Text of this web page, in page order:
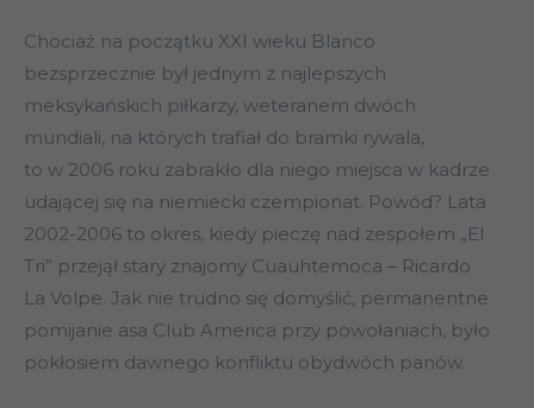
Chociaż na początku XXI wieku Blanco
bezsprzecznie był jednym z najlepszych
meksykańskich piłkarzy, weteranem dwóch
mundiali, na których trafiał do bramki rywala,
to w 2006 roku zabrakło dla niego miejsca w kadrze
udającej się na niemiecki czempionat. Powód? Lata
2002-2006 to okres, kiedy pieczę nad zespołem „El
Tri” przejął stary znajomy Cuauhtemoca – Ricardo
La Volpe. Jak nie trudno się domyślić, permanentne
pomijanie asa Club America przy powołaniach, było
pokłosiem dawnego konfliktu obydwóch panów.